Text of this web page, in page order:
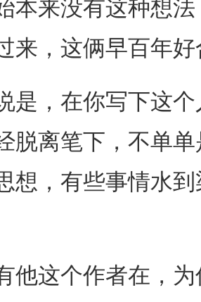
来没有这种想法
来，这俩早百年
，在你写下这个
脱离笔下，不单
想，有些事情水
这个作者在，为